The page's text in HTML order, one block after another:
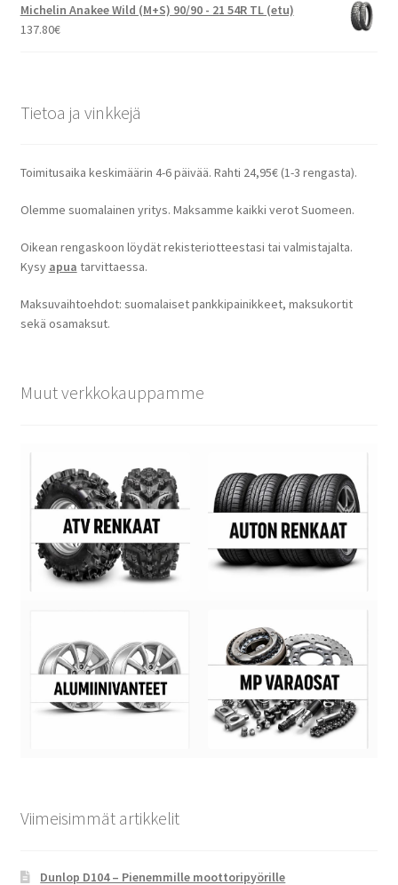
Michelin Anakee Wild (M+S) 90/90 - 21 54R TL (etu)
137.80€
Tietoa ja vinkkejä
Toimitusaika keskimäärin 4-6 päivää. Rahti 24,95€ (1-3 rengasta).
Olemme suomalainen yritys. Maksamme kaikki verot Suomeen.
Oikean rengaskoon löydät rekisteriotteestasi tai valmistajalta.
Kysy apua tarvittaessa.
Maksuvaihtoehdot: suomalaiset pankkipainikkeet, maksukortit
sekä osamaksut.
Muut verkkokauppamme
Viimeisimmät artikkelit
Dunlop D104 – Pienemmille moottoripyörille